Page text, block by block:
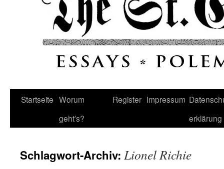
Startseite Worum
geht’s?
Register Impressum
erklärung
Schlagwort-Archiv: Lionel Richie